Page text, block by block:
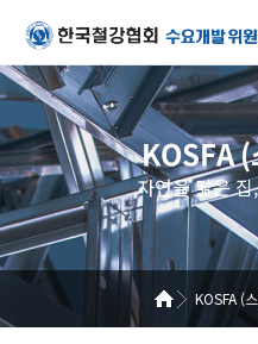
KOSFA
자연을 닮은
KOSFA (